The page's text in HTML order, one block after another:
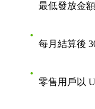
最低發放金
每月結算後
零售用戶以